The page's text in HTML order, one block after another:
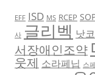
EFF ISD MS RCEP
사 글리벡 낫코
서장애인조약
웃제 소라페닙 스